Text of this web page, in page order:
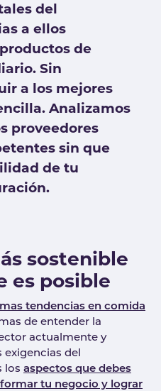
del
a ellos
de
Sin
a los mejores
Analizamos
proveedores
sin que
de tu
sostenible
es posible
tendencias en comida
de entender la
actualmente y
exigencias del
los aspectos que debes
tu negocio y lograr